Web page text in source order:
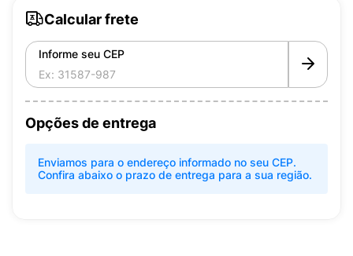
Calcular frete
Informe seu CEP
Opções de entrega
Enviamos para o endereço informado no seu CEP.
Confira abaixo o prazo de entrega para a sua região.